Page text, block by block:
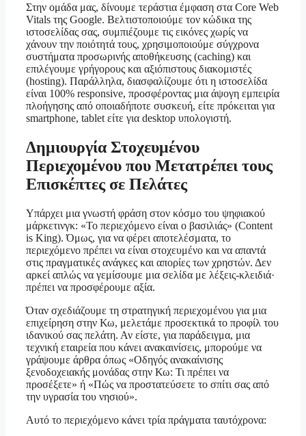
Στην ομάδα μας, δίνουμε τεράστια έμφαση στα Core Web
Vitals της Google. Βελτιστοποιούμε τον κώδικα της
ιστοσελίδας σας, συμπιέζουμε τις εικόνες χωρίς να
χάνουν την ποιότητά τους, χρησιμοποιούμε σύγχρονα
συστήματα προσωρινής αποθήκευσης (caching) και
επιλέγουμε γρήγορους και αξιόπιστους διακομιστές
(hosting). Παράλληλα, διασφαλίζουμε ότι η ιστοσελίδα
είναι 100% responsive, προσφέροντας μια άψογη εμπειρία
πλοήγησης από οποιαδήποτε συσκευή, είτε πρόκειται για
smartphone, tablet είτε για desktop υπολογιστή.
Δημιουργία Στοχευμένου
Περιεχομένου που Μετατρέπει τους
Επισκέπτες σε Πελάτες
Υπάρχει μια γνωστή φράση στον κόσμο του ψηφιακού
μάρκετινγκ: «Το περιεχόμενο είναι ο βασιλιάς» (Content
is King). Όμως, για να φέρει αποτελέσματα, το
περιεχόμενο πρέπει να είναι στοχευμένο και να απαντά
στις πραγματικές ανάγκες και απορίες των χρηστών. Δεν
αρκεί απλώς να γεμίσουμε μια σελίδα με λέξεις-κλειδιά·
πρέπει να προσφέρουμε αξία.
Όταν σχεδιάζουμε τη στρατηγική περιεχομένου για μια
επιχείρηση στην Κω, μελετάμε προσεκτικά το προφίλ του
ιδανικού σας πελάτη. Αν είστε, για παράδειγμα, μια
τεχνική εταιρεία που κάνει ανακαινίσεις, μπορούμε να
γράψουμε άρθρα όπως «Οδηγός ανακαίνισης
ξενοδοχειακής μονάδας στην Κω: Τι πρέπει να
προσέξετε» ή «Πώς να προστατεύσετε το σπίτι σας από
την υγρασία του νησιού».
Αυτό το περιεχόμενο κάνει τρία πράγματα ταυτόχρονα: